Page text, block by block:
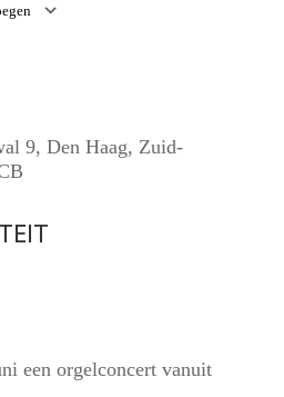
9, Den Haag, Zuid-
een orgelconcert vanuit